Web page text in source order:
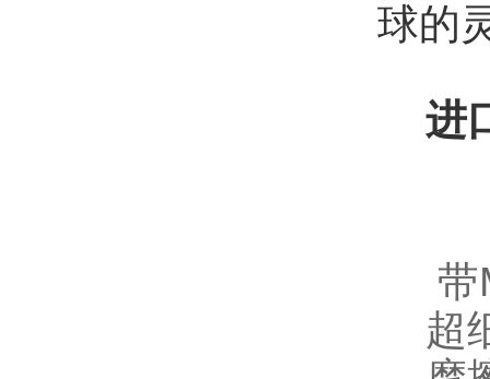
球的
进
带
超